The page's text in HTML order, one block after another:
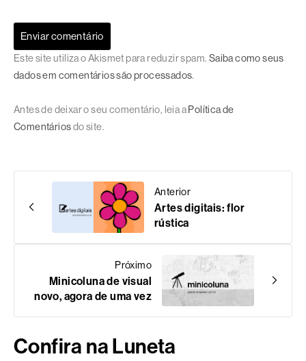
Este site utiliza o Akismet para reduzir spam. Saiba como seus
dados em comentários são processados.
Antes de deixar o seu comentário, leia aPolítica de
Comentáriosdo site.
Anterior
Artes digitais: flor
rústica
Próximo
Minicoluna de visual
novo, agora de uma vez
Confira na Luneta